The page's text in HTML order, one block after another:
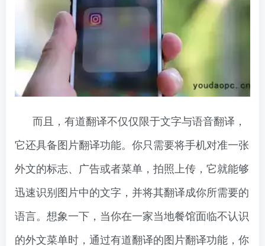
而且，有道翻译不仅仅限于文字与语音翻译，
它还具备图片翻译功能。你只需要将手机对准一张
外文的标志、广告或者菜单，拍照上传，它就能够
迅速识别图片中的文字，并将其翻译成你所需要的
语言。想象一下，当你在一家当地餐馆面临不认识
的外文菜单时，通过有道翻译的图片翻译功能，你